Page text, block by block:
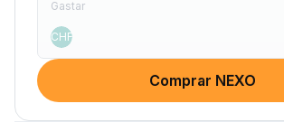
Gastar
CHF
Comprar NEXO